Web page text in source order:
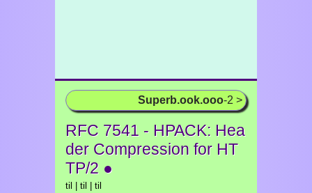
Superb.ook.ooo-2 >
RFC 7541 - HPACK: Hea
der Compression for HT
TP/2 ●
til | til | til